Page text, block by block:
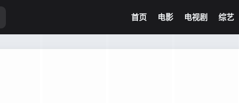
首页 电影 电视剧 综艺